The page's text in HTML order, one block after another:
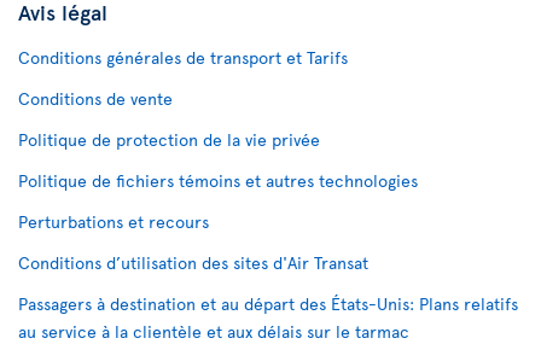
Avis légal
Conditions générales de transport et Tarifs
Conditions de vente
Politique de protection de la vie privée
Politique de fichiers témoins et autres technologies
Perturbations et recours
Conditions d’utilisation des sites d'Air Transat
Passagers à destination et au départ des États-Unis: Plans relatifs
au service à la clientèle et aux délais sur le tarmac